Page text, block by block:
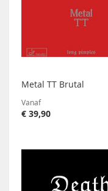
Metal TT Brutal
Vanaf
€ 39,90